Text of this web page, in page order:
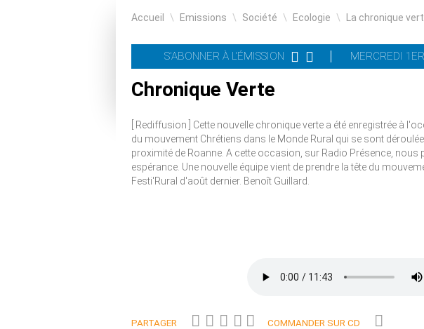
Accueil \ Emissions \ Société \ Ecologie \ La chronique
S'ABONNER À L'ÉMISSION MERCREDI
Chronique Verte
[ Rediffusion ] Cette nouvelle chronique verte a été enregistrée à
du mouvement Chrétiens dans le Monde Rural qui se sont
proximité de Roanne. A cette occasion, sur Radio Présence, nous
espérance. Une nouvelle équipe vient de prendre la tête du
Festi'Rural d'août dernier. Benoît Guillard.
PARTAGER COMMANDER SUR CD